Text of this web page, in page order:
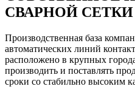
СВАРНОЙ СЕТКИ
Производственная база
автоматических линий
расположено в крупных
производить и поставлять
сроки со стабильно высоким